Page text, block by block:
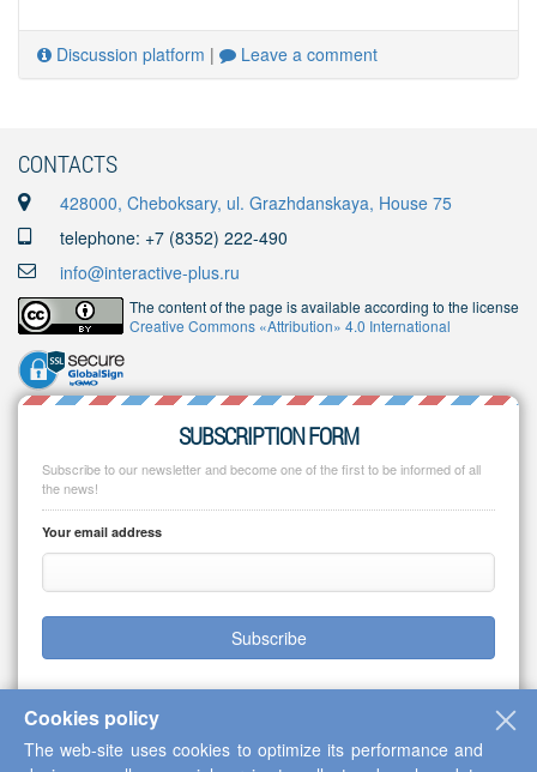
Discussion platform | Leave a comment
CONTACTS
428000, Cheboksary, ul. Grazhdanskaya, House 75
telephone: +7 (8352) 222-490
info@interactive-plus.ru
The content of the page is available according to the license
Creative Commons «Attribution» 4.0 International
SUBSCRIPTION FORM
Subscribe to our newsletter and become one of the first to be informed of all
the news!
Your email address
Subscribe
Copyright © 2013-2026 Scientific Cooperation Center "Interactive Plus"
Cookies policy
The web-site uses cookies to optimize its performance and